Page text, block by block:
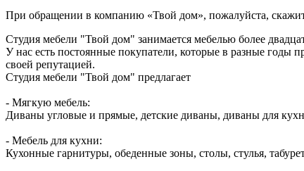
При обращении в компанию «Твой дом», пожалуйста,
Студия мебели "Твой дом" занимается мебелью более
У нас есть постоянные покупатели, которые в разные
своей репутацией.
Студия мебели "Твой дом" предлагает
- Мягкую мебель:
Диваны угловые и прямые, детские диваны, диваны для
- Мебель для кухни:
Кухонные гарнитуры, обеденные зоны, столы, стулья,